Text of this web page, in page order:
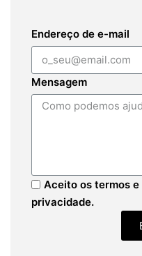
Endereço de e-mail
Mensagem
Aceito os termos
privacidade.